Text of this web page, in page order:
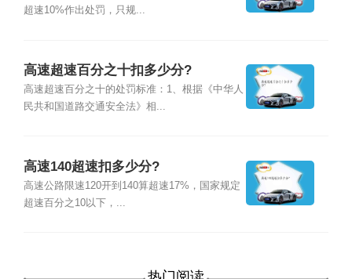
超速10%作出处罚，只规...
高速超速百分之十扣多少分?
高速超速百分之十的处罚标准：1、根据《中华人
民共和国道路交通安全法》相...
高速140超速扣多少分?
高速公路限速120开到140算超速17%，国家规定
超速百分之10以下，...